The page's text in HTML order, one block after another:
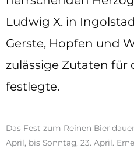
Ludwig X. in
Gerste, Hopfen und
zulässige Zutaten für
festlegte.
Das Fest zum Reinen Bier
April, bis Sonntag, 23. April.